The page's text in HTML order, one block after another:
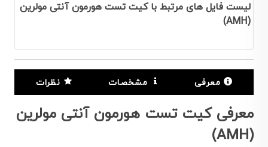
لیست فایل های مرتبط با کیت تست هورمون آنتی مولرین
(AMH)
معرفی مشخصات نظرات
معرفی کیت تست هورمون آنتی مولرین
(AMH)